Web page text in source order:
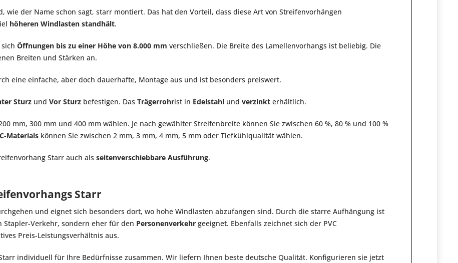
wie der Name schon sagt, starr montiert. Das hat den Vorteil, dass diese Art von Streifenvorhängen
höheren Windlasten standhält.
Öffnungen bis zu einer Höhe von 8.000 mm verschließen. Die Breite des Lamellenvorhangs ist beliebig. Die
Breiten und Stärken an.
eine einfache, aber doch dauerhafte, Montage aus und ist besonders preiswert.
Sturz und Vor Sturz befestigen. Das Trägerrohrist in Edelstahl und verzinkt erhältlich.
mm, 300 mm und 400 mm wählen. Je nach gewählter Streifenbreite können Sie zwischen 60 %, 80 % und 100 %
Materials können Sie zwischen 2 mm, 3 mm, 4 mm, 5 mm oder Tiefkühlqualität wählen.
Starr auch als seitenverschiebbare Ausführung.
Starr
und eignet sich besonders dort, wo hohe Windlasten abzufangen sind. Durch die starre Aufhängung ist
Verkehr, sondern eher für den Personenverkehr geeignet. Ebenfalls zeichnet sich der PVC
Preis-Leistungsverhältnis aus.
individuell für Ihre Bedürfnisse zusammen. Wir liefern Ihnen beste deutsche Qualität. Konfigurieren sie jetzt